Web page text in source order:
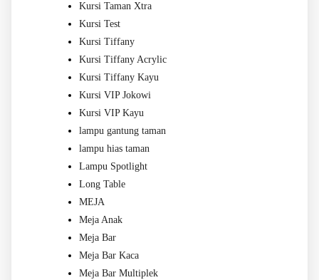
Kursi Taman Xtra
Kursi Test
Kursi Tiffany
Kursi Tiffany Acrylic
Kursi Tiffany Kayu
Kursi VIP Jokowi
Kursi VIP Kayu
lampu gantung taman
lampu hias taman
Lampu Spotlight
Long Table
MEJA
Meja Anak
Meja Bar
Meja Bar Kaca
Meja Bar Multiplek